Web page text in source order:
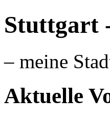
Stuttgart
– meine
Aktuelle